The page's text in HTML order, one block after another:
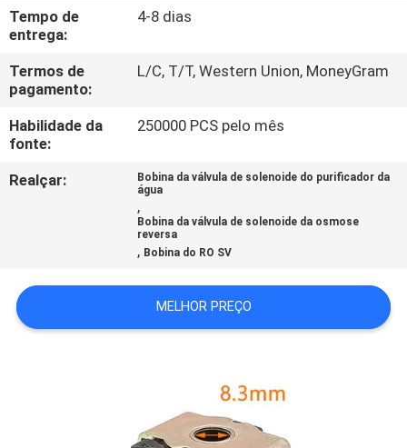
CONTACTE-
NOS
SOLICITE UM
ORÇAMENTO
COMPANY
MAPA
DO
Tempo de
entrega:
4-8 dias
Termos de
pagamento:
L/C, T/T, Western Union, MoneyGram
Habilidade da
fonte:
250000 PCS pelo mês
Realçar:
Bobina da válvula de solenoide do purificador da
água
,
Bobina da válvula de solenoide da osmose
reversa
, Bobina do RO SV
MELHOR PREÇO